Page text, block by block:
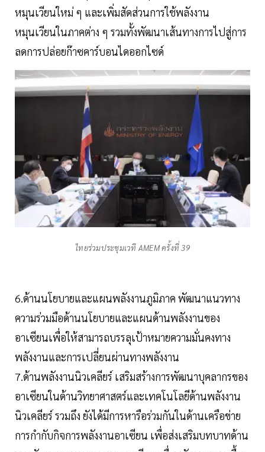
หมุนเวียนใหม่ ๆ และเพิ่มสัดส่วนการใช้พลังงาน
หมุนเวียนในภาคต่าง ๆ รวมทั้งพัฒนาเส้นทางการไปสู่การ
ลดการปล่อยก๊าซคาร์บอนไดออกไซด์
ไทยร่วมประชุมเวที AMEM ครั้งที่ 39
6.ด้านนโยบายและแผนพลังงานภูมิภาค พัฒนาแนวทาง
ความร่วมมือด้านนโยบายและแผนด้านพลังงานของ
อาเซียนเพื่อให้สามารถบรรลุเป้าหมายความมั่นคงทาง
พลังงานและการเปลี่ยนผ่านทางพลังงาน
7.ด้านพลังงานนิวเคลียร์ เสริมสร้างการพัฒนาบุคลากรของ
อาเซียนในด้านวิทยาศาสตร์และเทคโนโลยีด้านพลังงาน
นิวเคลียร์ รวมถึง ยังได้มีการหารือร่วมกันในด้านเครือข่าย
การกำกับกิจการพลังงานอาเซียน เพื่อส่งเสริมบทบาทด้าน